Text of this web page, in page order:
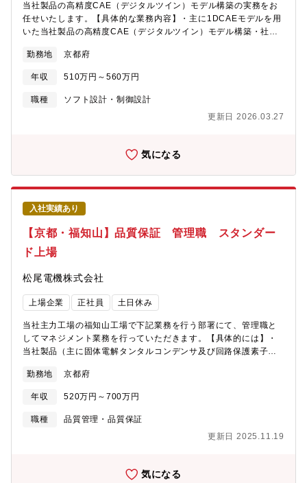
行う。■サプライヤ監査部のロケーションは京都事業所となる。
【配属先の課・チームの人数や雰囲気】■研究開発、商品開発、生
産技術、製造、品質など様々な職種を経験された方が集まり、ま
た半導体、自動車、電子部品業界からキャリア入社の方が約半お
宅勤務の制度があり、業務の内容によって認められます。その場
す。入社後半年程度はチームになじんでいたくため出社勤務が前
提となります。【業界動向と自社事業の特徴】■オムロングループ
ため、社会課題解決につながる製品群（FA、公共インフラ、健康
品や企業価値向上に貢献をしていきます。【この仕事の魅力】■グ
立案、戦略策定～実践まで一貫して実行できる。（海外、国内出
張有り）■新しいサプライヤ監査の仕組みや手法を開発できる。
（部品評価やリモート監査手法の開発など）■サプライヤや事業部
のメンバーなど様々なメンバーと業務を進めるため、知見やネッ
トワークの広がりが実感できる。■品質部門でありながら、部品解
析など技術的な側面から事業貢献まで幅広い経験をすることが出
来る。
当社製品の高精度CAE（デジタルツイン）モデル構築の実務をお
任せいたします。【具体的な業務内容】・主に1DCAEモデルを用
いた当社製品の高精度CAE（デジタルツイン）モデル構築・社内
ツインに関連したDX技術（最適化等）の深堀【配属部署・組織構
成】技術本部イノベーティブエンジニアリング部 デジタルツイ
ン開発総合職※メンバー数：7名（年齢構成：20代3名、30代3
名、50代1名）【仕事のやりがい・魅力】・R&D部門として先端
社会的関心も高く、社内でも非常に力をいれている業務に従事で
（従来の3DCAEを取り扱うことも可能）【勤務環境】残業状況：
月平均20時間程度出張頻度：年に2-3回程度休日出勤：現状無し有
給取得率：約80％フレックス制度：あり・コアタイム11:00-
13:45・フレキシブルタイム：5:00-11:00/13:45-22:00在宅勤務
制度：コロナ禍で随時活用中転勤：将来は転勤の可能性あり【職
場の雰囲気】仕事は各々に任せる風土で裁量は大きく、担当者が
主体的に働くことができる環境。穏やかで和気あいあいとした雰
囲気で他の事業所や他部門からの異動者、キャリア社員も多く在
籍し馴染みやすい環境です。【会社の魅力】～長期就業が可能な
ータを作成し、その分析結果を社員の労務管理改善や各種施策に
つなげています。自己都合退職率は過去２％前後で推移してお
り、平均勤続年数は17年と長期就業されています。これらの背景
ライフバランス実現に向けたさまざまな制度を導入していること
が挙げられます。全社的に残業時間は月平均24時間で、有給休暇
取得率は83.3％、育児休暇の取得＆復職率は100％など、従業員
満足度の高い職場づくりが実施されております。 ～事業優位性～
多様な事業ポートフォリオが事業環境の変化を相互補完。■世界の
アップの社風で、実力や志向性に合わせて仕事を任せてもらえる
環境。成長スピードが速いことが特徴。 ■コミュニケーションが
勤務地 京都府
年収 510万円～560万円
職種
ソフト設計・制御設計
更新日 2026.03.27
気になる
入社実績あり
【京都・福知山】品質保証 管理職 スタンダー
ド上場
松尾電機株式会社
上場企業 正社員 土日休み
当社主力工場の福知山工場で下記業務を行う部署にて、管理職と
してマネジメント業務を行っていただきます。【具体的には】・
当社製品（主に固体電解タンタルコンデンサ及び回路保護素子チ
するための品質管理業務・市場不具合品の解析と改善・顧客要求
事項の対応、製品の全材料・部品の社内外品質事故の対応その
他、部門計画の立案、月次資料の作成等を行っていただきます。
【募集背景】事業拡大に伴い管理職層の人材が不足しており、組
門 部門長1名、課長2名、主任2名、課員11名【定年】60歳 再
中心に製造・販売をしています。（1）タンタルコンデンサ蓄電機
勤務地 京都府
年収 520万円～700万円
職種
品質管理・品質保証
更新日 2025.11.19
気になる